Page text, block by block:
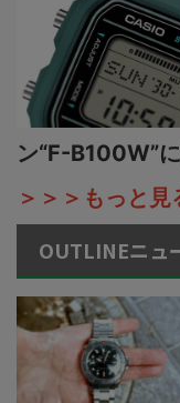
ン“F-B100W”
＞＞＞もっと見
OUTLINEニュ